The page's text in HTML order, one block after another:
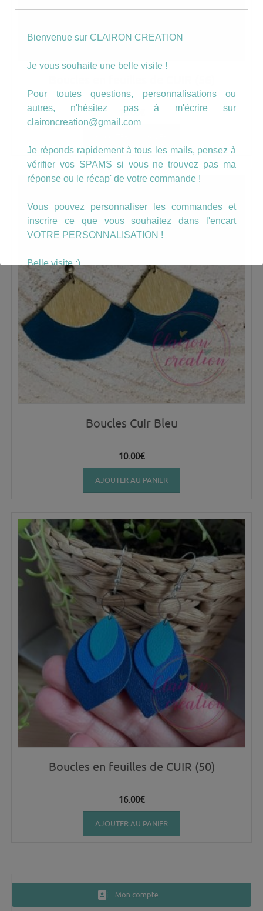
16.00
Boucles Cuir Bleu
10.00€
AJOUTER AU PANIER
Boucles en feuilles de CUIR (50)
16.00€
AJOUTER AU PANIER
Mon compte
Bienvenue sur CLAIRON CREATION
Je vous souhaite une belle visite !
Pour toutes questions, personnalisations ou
autres, n'hésitez pas à m'écrire sur
claironcreation@gmail.com
Je réponds rapidement à tous les mails, pensez à
vérifier vos SPAMS si vous ne trouvez pas ma
réponse ou le récap' de votre commande !
Vous pouvez personnaliser les commandes et
inscrire ce que vous souhaitez dans l'encart
VOTRE PERSONNALISATION !
Belle visite :)